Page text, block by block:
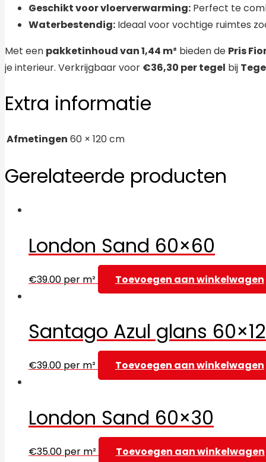
Geschikt voor vloerverwarming: Perfect te
Waterbestendig: Ideaal voor vochtige ruimtes
Met een pakketinhoud van 1,44 m² bieden de Pris
je interieur. Verkrijgbaar voor €36,30 per tegel bij
Extra informatie
Afmetingen 60 × 120 cm
Gerelateerde producten
London Sand 60×60
€39.00 per m² Toevoegen aan winkelwagen
Santago Azul glans
€39.00 per m² Toevoegen aan winkelwagen
London Sand 60×30
€35.00 per m² Toevoegen aan winkelwagen